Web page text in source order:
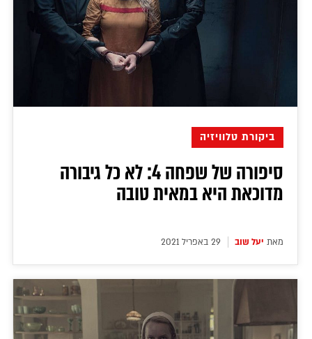
ביקורת טלוויזיה
סיפורה של שפחה 4: לא כל גיבורה
מדוכאת היא במאית טובה
מאת יעל שוב 29 באפריל 2021